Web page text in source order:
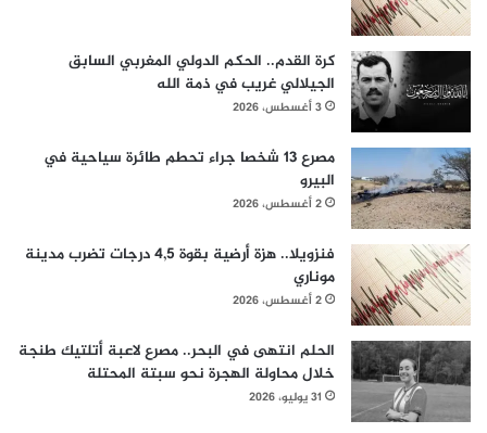
كرة القدم.. الحكم الدولي المغربي السابق
الجيلالي غريب في ذمة الله
3 أغسطس، 2026
مصرع 13 شخصا جراء تحطم طائرة سياحية في
البيرو
2 أغسطس، 2026
فنزويلا.. هزة أرضية بقوة 4,5 درجات تضرب مدينة
موناري
2 أغسطس، 2026
الحلم انتهى في البحر.. مصرع لاعبة أتلتيك طنجة
خلال محاولة الهجرة نحو سبتة المحتلة
31 يوليو، 2026